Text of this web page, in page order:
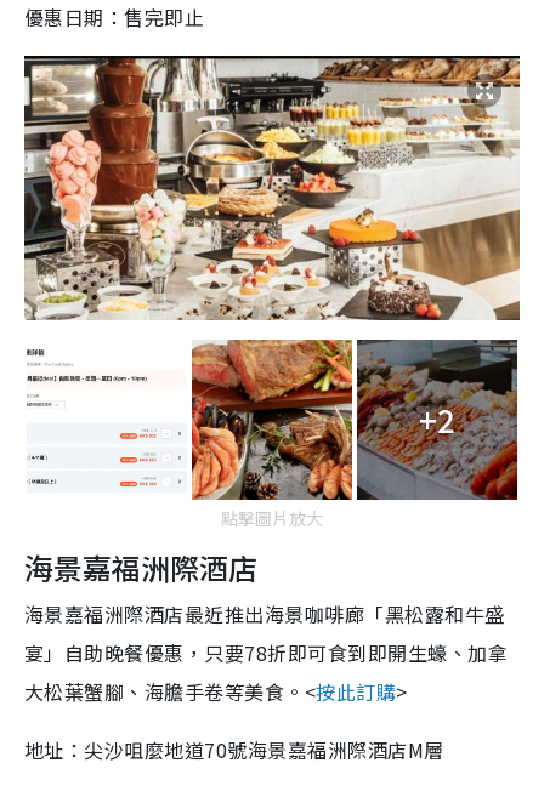
優惠日期：售完即止
+2
點擊圖片放大
海景嘉福洲際酒店
海景嘉福洲際酒店最近推出海景咖啡廊「黑松露和牛盛
宴」自助晚餐優惠，只要78折即可食到即開生蠔、加拿
大松葉蟹腳、海膽手卷等美食。<按此訂購>
地址：尖沙咀麼地道70號海景嘉福洲際酒店M層